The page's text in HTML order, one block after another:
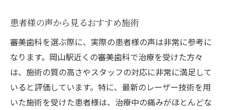
患者様の声から見るおすすめ施術
審美歯科を選ぶ際に、実際の患者様の声は非常に参考に
なります。岡山駅近くの審美歯科で治療を受けた方々
は、施術の質の高さやスタッフの対応に非常に満足して
いると評価しています。特に、最新のレーザー技術を用
いた施術を受けた患者様は、治療中の痛みがほとんどな